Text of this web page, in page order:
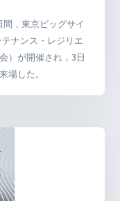
間，東京ビッグサイ
ナンス・レジリエ
）が開催され，3日
場した。